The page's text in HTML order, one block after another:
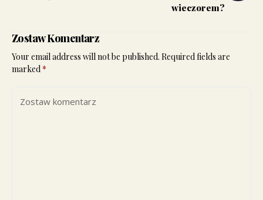
wieczorem?
Zostaw Komentarz
Your email address will not be published. Required fields are
marked *